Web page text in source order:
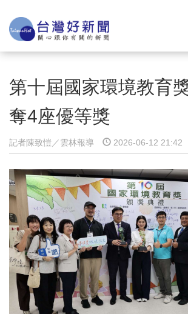
第十屆國家環境教育
奪4座優等獎
記者陳致愷／雲林報導 2026-06-12 21:42